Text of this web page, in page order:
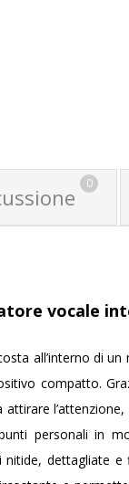
0
vocale
all’interno di
compatto.
personali in
dettagliate e